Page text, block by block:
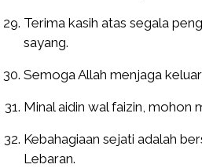
Terima kasih atas segala
sayang.
Semoga Allah menjaga
Minal aidin wal faizin, mohon
Kebahagiaan sejati adalah
Lebaran.